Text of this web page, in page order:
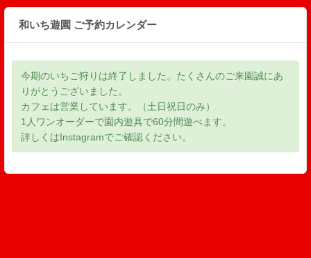
和いち遊園 ご予約カレンダー
今期のいちご狩りは終了しました。たくさんのご来園誠にあ
りがとうございました。
カフェは営業しています。（土日祝日のみ）
1人ワンオーダーで園内遊具で60分間遊べます。
詳しくはInstagramでご確認ください。